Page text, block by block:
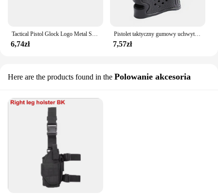
Tactical Pistol Glock Logo Metal Sticker CS Toy Gun Airsoft Decorative DIY Stickers For Glock 17 18 19 Hunting Accessories
6,74zł
Pistolet taktyczny gumowy uchwyt przeciw rękawica antypoślizgowa do glocka 17 19 20 21 22 23 31 32 taktyczne akcesoria myśliwskie
7,57zł
Here are the products found in the Polowanie akcesoria